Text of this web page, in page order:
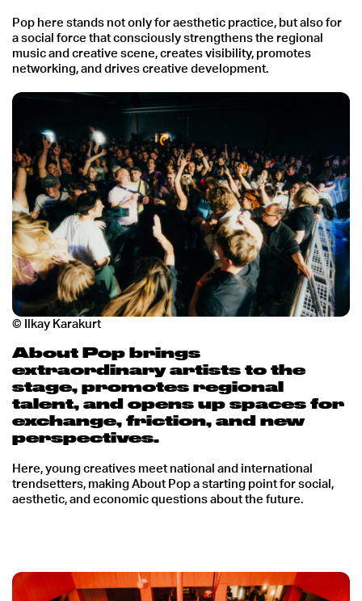
Pop here stands not only for aesthetic practice, but also for
a social force that consciously strengthens the regional
music and creative scene, creates visibility, promotes
networking, and drives creative development.
© Ilkay Karakurt
About Pop brings
extraordinary artists to the
stage, promotes regional
talent, and opens up spaces for
exchange, friction, and new
perspectives.
Here, young creatives meet national and international
trendsetters, making About Pop a starting point for social,
aesthetic, and economic questions about the future.